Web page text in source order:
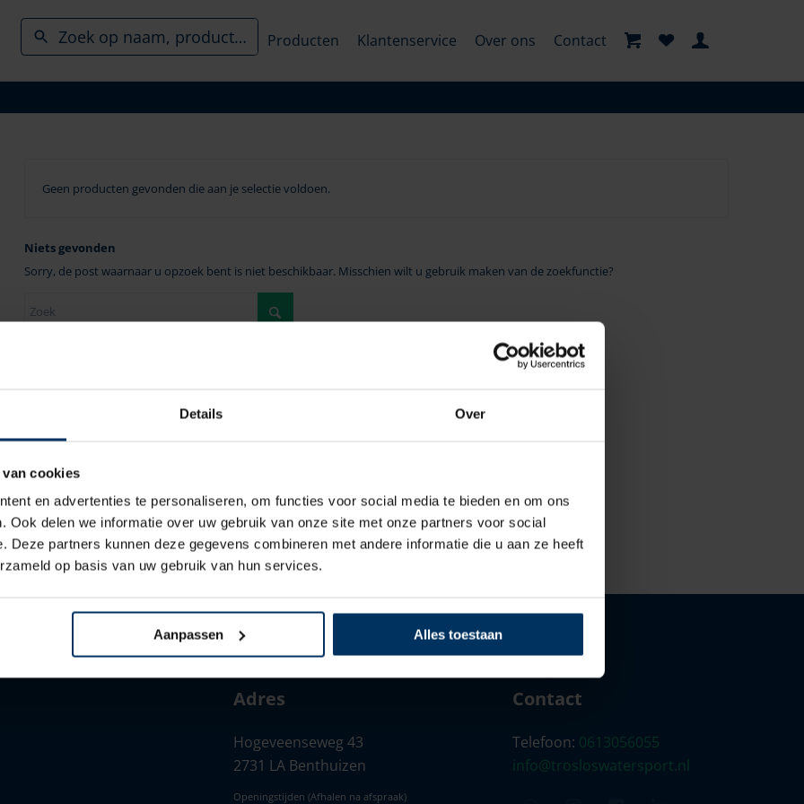
Details Over
cookies
en advertenties te personaliseren, om functies voor social media te bieden en om ons
Ook delen we informatie over uw gebruik van onze site met onze partners voor social
Deze partners kunnen deze gegevens combineren met andere informatie die u aan ze heeft
op basis van uw gebruik van hun services.
Aanpassen Alles toestaan
Producten Klantenservice Over ons Contact
Geen producten gevonden die aan je selectie voldoen.
Niets gevonden
Sorry, de post waarnaar u opzoek bent is niet beschikbaar. Misschien wilt u gebruik maken van de zoekfunctie?
Dubbel-check altijd uw spelling.
Probeer meer dan een zoekwoord te gebruiken.
Adres
Hogeveenseweg 43
2731 LA Benthuizen
Openingstijden (Afhalen na afspraak)
Contact
Telefoon: 0613056055
info@trosloswatersport.nl